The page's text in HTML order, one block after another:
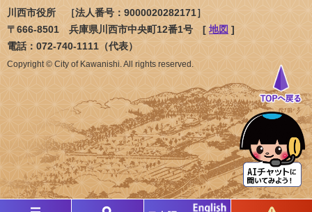
川西市役所 ［法人番号：9000020282171］
〒666-8501 兵庫県川西市中央町12番1号 [ 地図 ]
電話：072-740-1111（代表）
Copyright © City of Kawanishi. All rights reserved.